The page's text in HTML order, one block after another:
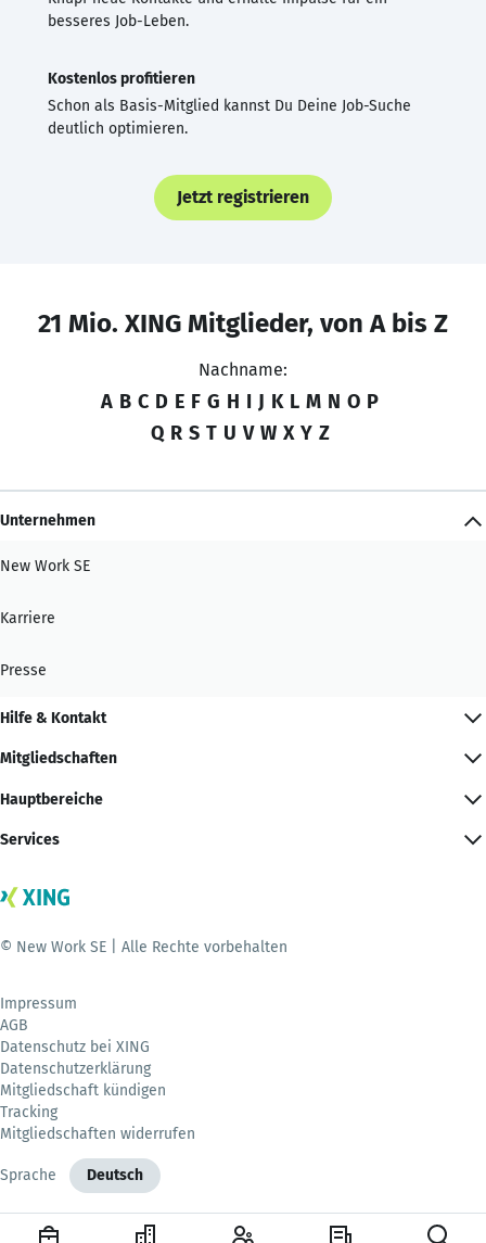
besseres Job-Leben.
Kostenlos profitieren
Schon als Basis-Mitglied kannst Du Deine Job-Suche
deutlich optimieren.
Jetzt registrieren
21 Mio. XING Mitglieder, von A bis Z
Nachname:
A B C D E F G H I J K L M N O P
Q R S T U V W X Y Z
Unternehmen
New Work SE
Karriere
Presse
Hilfe & Kontakt
Mitgliedschaften
Hauptbereiche
Services
© New Work SE | Alle Rechte vorbehalten
Impressum
AGB
Datenschutz bei XING
Datenschutzerklärung
Mitgliedschaft kündigen
Tracking
Mitgliedschaften widerrufen
Sprache Deutsch